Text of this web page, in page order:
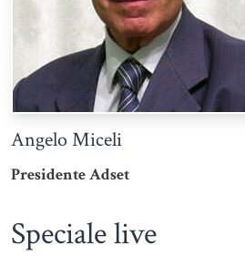
Angelo Miceli
Presidente Adset
Speciale live